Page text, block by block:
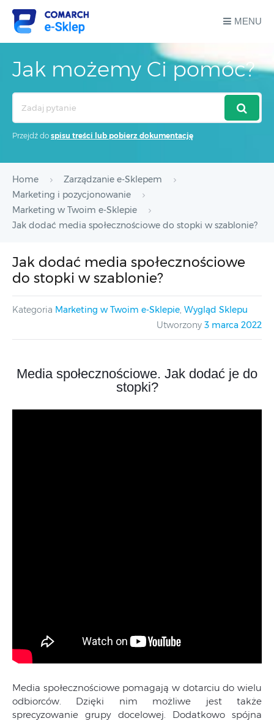
MENU
Jak możemy Ci pomóc?
Przejdź do spisu treści lub pobierz dokumentację
Home
Zarządzanie e-Sklepem
Marketing i pozycjonowanie
Marketing w Twoim e-Sklepie
Jak dodać media społecznościowe do stopki w szablonie?
Jak dodać media społecznościowe
do stopki w szablonie?
Kategoria Marketing w Twoim e-Sklepie, Wygląd Sklepu
Utworzony 3 marca 2022
Media społecznościowe. Jak dodać je do
stopki?
Media społecznościowe pomagają w dotarciu do wielu
odbiorców. Dzięki nim możliwe jest także
sprecyzowanie grupy docelowej. Dodatkowo spójna